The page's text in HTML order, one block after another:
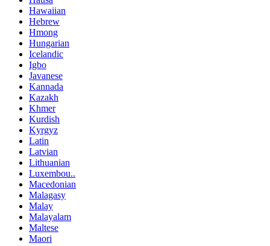
Hawaiian
Hebrew
Hmong
Hungarian
Icelandic
Igbo
Javanese
Kannada
Kazakh
Khmer
Kurdish
Kyrgyz
Latin
Latvian
Lithuanian
Luxembou..
Macedonian
Malagasy
Malay
Malayalam
Maltese
Maori